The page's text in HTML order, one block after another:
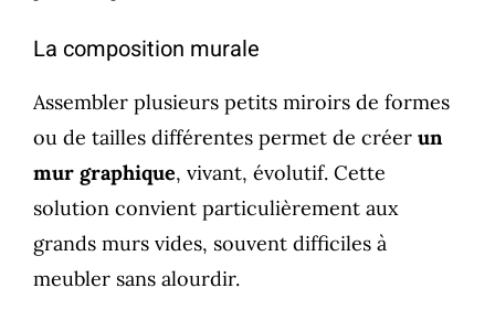
La composition murale
Assembler plusieurs petits miroirs de formes
ou de tailles différentes permet de créer un
mur graphique, vivant, évolutif. Cette
solution convient particulièrement aux
grands murs vides, souvent difficiles à
meubler sans alourdir.